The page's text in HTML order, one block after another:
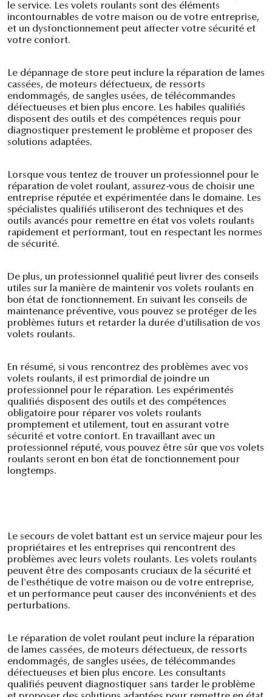
le service. Les volets roulants sont des éléments
incontournables de votre maison ou de votre entreprise,
et un dysfonctionnement peut affecter votre sécurité et
votre confort.
Le dépannage de store peut inclure la réparation de lames
cassées, de moteurs défectueux, de ressorts
endommagés, de sangles usées, de télécommandes
défectueuses et bien plus encore. Les habiles qualifiés
disposent des outils et des compétences requis pour
diagnostiquer prestement le problème et proposer des
solutions adaptées.
Lorsque vous tentez de trouver un professionnel pour le
réparation de volet roulant, assurez-vous de choisir une
entreprise réputée et expérimentée dans le domaine. Les
spécialistes qualifiés utiliseront des techniques et des
outils avancés pour remettre en état vos volets roulants
rapidement et performant, tout en respectant les normes
de sécurité.
De plus, un professionnel qualifié peut livrer des conseils
utiles sur la manière de maintenir vos volets roulants en
bon état de fonctionnement. En suivant les conseils de
maintenance préventive, vous pouvez se protéger de les
problèmes futurs et retarder la durée d’utilisation de vos
volets roulants.
En résumé, si vous rencontrez des problèmes avec vos
volets roulants, il est primordial de joindre un
professionnel pour le réparation. Les expérimentés
qualifiés disposent des outils et des compétences
obligatoire pour réparer vos volets roulants
promptement et utilement, tout en assurant votre
sécurité et votre confort. En travaillant avec un
professionnel réputé, vous pouvez être sûr que vos volets
roulants seront en bon état de fonctionnement pour
longtemps.
Le secours de volet battant est un service majeur pour les
propriétaires et les entreprises qui rencontrent des
problèmes avec leurs volets roulants. Les volets roulants
peuvent être des composants cruciaux de la sécurité et
de l'esthétique de votre maison ou de votre entreprise,
et un performance peut causer des inconvénients et des
perturbations.
Le réparation de volet roulant peut inclure la réparation
de lames cassées, de moteurs défectueux, de ressorts
endommagés, de sangles usées, de télécommandes
défectueuses et bien plus encore. Les consultants
qualifiés peuvent diagnostiquer sans tarder le problème